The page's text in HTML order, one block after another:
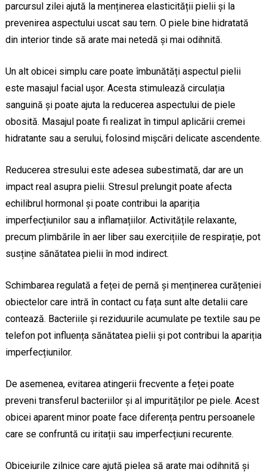
parcursul zilei ajută la menținerea elasticității pielii și la
prevenirea aspectului uscat sau tern. O piele bine hidratată
din interior tinde să arate mai netedă și mai odihnită.
Un alt obicei simplu care poate îmbunătăți aspectul pielii
este masajul facial ușor. Acesta stimulează circulația
sanguină și poate ajuta la reducerea aspectului de piele
obosită. Masajul poate fi realizat în timpul aplicării cremei
hidratante sau a serului, folosind mișcări delicate ascendente.
Reducerea stresului este adesea subestimată, dar are un
impact real asupra pielii. Stresul prelungit poate afecta
echilibrul hormonal și poate contribui la apariția
imperfecțiunilor sau a inflamațiilor. Activitățile relaxante,
precum plimbările în aer liber sau exercițiile de respirație, pot
susține sănătatea pielii în mod indirect.
Schimbarea regulată a feței de pernă și menținerea curățeniei
obiectelor care intră în contact cu fața sunt alte detalii care
contează. Bacteriile și reziduurile acumulate pe textile sau pe
telefon pot influența sănătatea pielii și pot contribui la apariția
imperfecțiunilor.
De asemenea, evitarea atingerii frecvente a feței poate
preveni transferul bacteriilor și al impurităților pe piele. Acest
obicei aparent minor poate face diferența pentru persoanele
care se confruntă cu iritații sau imperfecțiuni recurente.
Obiceiurile zilnice care ajută pielea să arate mai odihnită și